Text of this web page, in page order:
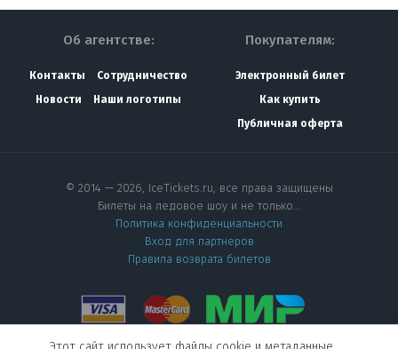
Об агентстве:
Контакты
Сотрудничество
Новости
Наши логотипы
Покупателям:
Электронный билет
Как купить
Публичная оферта
© 2014 — 2026, IceTickets.ru, все права защищены
Билеты на ледовое шоу и не только…
Политика конфиденциальности
Вход для партнеров
Правила возврата билетов